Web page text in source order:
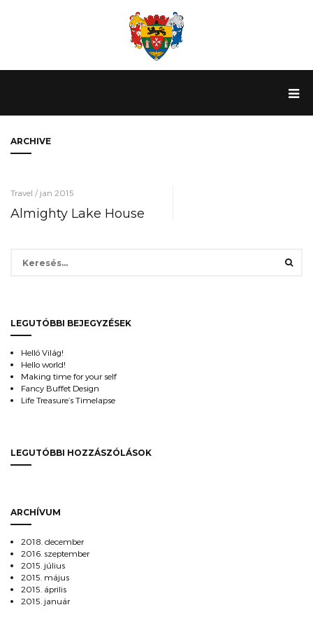
ARCHIVE
Travel / jan 2015
Almighty Lake House
LEGUTÓBBI BEJEGYZÉSEK
Helló Világ!
Hello world!
Making time for your self
Fancy Buffet Design
Life Treasure’s Timelapse
LEGUTÓBBI HOZZÁSZÓLÁSOK
ARCHÍVUM
2018. december
2016. szeptember
2015. július
2015. május
2015. április
2015. január